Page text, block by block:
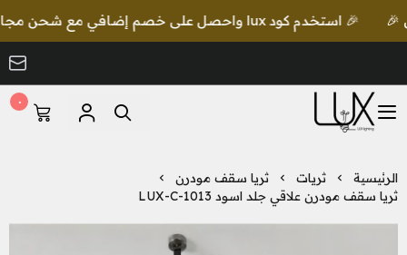
🎉 استخدم كود lux واحصل على خصم إضافي مع شحن مجاني للطلبات بقيمة 649 ريال 🎉
LUX Lighting
٠
الرئيسية ثريات
ثريا سقف مودرن
ثريا سقف مودرن علاقي جلد اسود LUX-C-1013